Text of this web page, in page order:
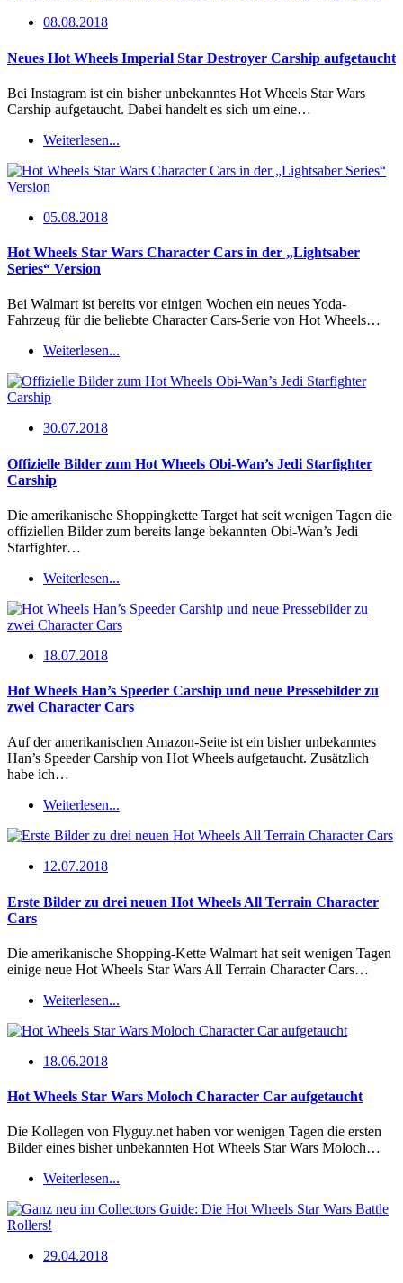
08.08.2018
Neues Hot Wheels Imperial Star Destroyer Carship aufgetaucht
Bei Instagram ist ein bisher unbekanntes Hot Wheels Star Wars
Carship aufgetaucht. Dabei handelt es sich um eine…
Weiterlesen...
05.08.2018
Hot Wheels Star Wars Character Cars in der „Lightsaber
Series“ Version
Bei Walmart ist bereits vor einigen Wochen ein neues Yoda-
Fahrzeug für die beliebte Character Cars-Serie von Hot Wheels…
Weiterlesen...
30.07.2018
Offizielle Bilder zum Hot Wheels Obi-Wan’s Jedi Starfighter
Carship
Die amerikanische Shoppingkette Target hat seit wenigen Tagen die
offiziellen Bilder zum bereits lange bekannten Obi-Wan’s Jedi
Starfighter…
Weiterlesen...
18.07.2018
Hot Wheels Han’s Speeder Carship und neue Pressebilder zu
zwei Character Cars
Auf der amerikanischen Amazon-Seite ist ein bisher unbekanntes
Han’s Speeder Carship von Hot Wheels aufgetaucht. Zusätzlich
habe ich…
Weiterlesen...
12.07.2018
Erste Bilder zu drei neuen Hot Wheels All Terrain Character
Cars
Die amerikanische Shopping-Kette Walmart hat seit wenigen Tagen
einige neue Hot Wheels Star Wars All Terrain Character Cars…
Weiterlesen...
18.06.2018
Hot Wheels Star Wars Moloch Character Car aufgetaucht
Die Kollegen von Flyguy.net haben vor wenigen Tagen die ersten
Bilder eines bisher unbekannten Hot Wheels Star Wars Moloch…
Weiterlesen...
29.04.2018